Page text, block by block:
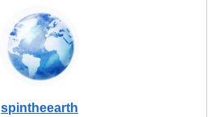
spintheearth